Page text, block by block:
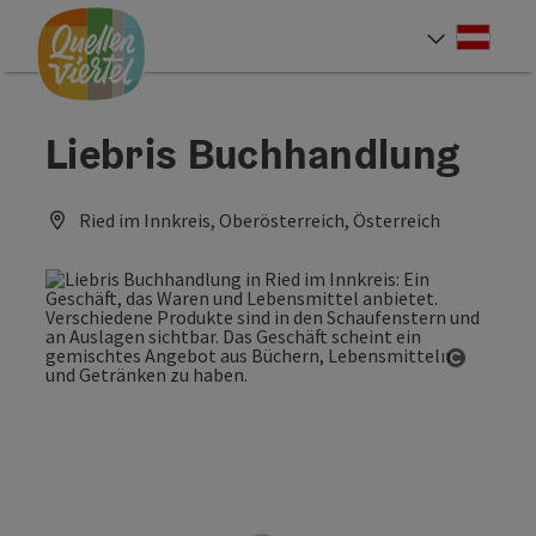
Zum Inhalt
Zur Navigation
Zum Seitenanfang
Liebris Buchhandlung
Ried im Innkreis, Oberösterreich, Österreich